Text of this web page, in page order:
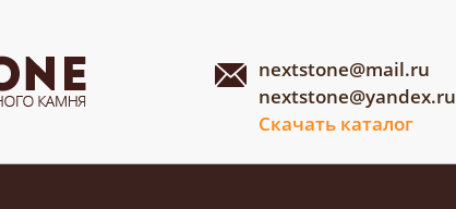
nextstone@mail.ru
nextstone@yandex.ru
Скачать каталог